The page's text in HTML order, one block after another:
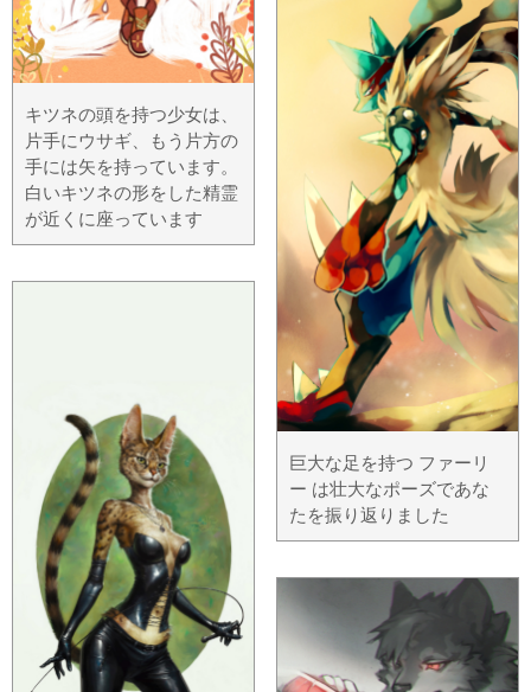
キツネの頭を持つ少女は、
片手にウサギ、もう片方の
手には矢を持っています。
白いキツネの形をした精霊
が近くに座っています
巨大な足を持つ ファーリ
ー は壮大なポーズであな
たを振り返りました